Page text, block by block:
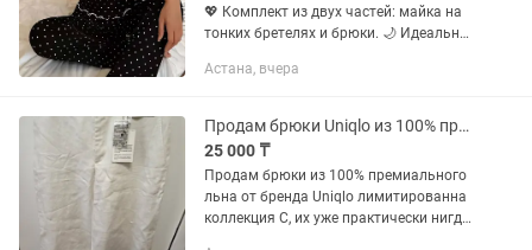
💖 Комплект из двух частей: майка на
тонких бретелях и брюки. 🌙 Идеально
🖤 Красивый черный цвет в белый
Астана, вчера
Продам брюки Uniqlo из 100% премиального льна коллекция С
25 000 ₸
Продам брюки из 100% премиального
льна от бренда Uniqlo лимитированна
коллекция С, их уже практически нигде